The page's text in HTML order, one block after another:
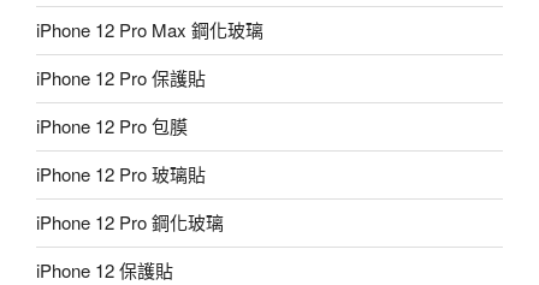
iPhone 12 Pro Max 鋼化玻璃
iPhone 12 Pro 保護貼
iPhone 12 Pro 包膜
iPhone 12 Pro 玻璃貼
iPhone 12 Pro 鋼化玻璃
iPhone 12 保護貼